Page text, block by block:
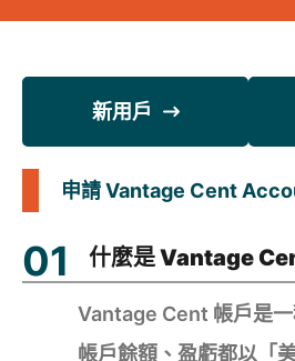
新用戶
申請 Vantage Cent
什麼是 Vantage
Vantage Cent 帳戶是一
帳戶餘額、盈虧都以「